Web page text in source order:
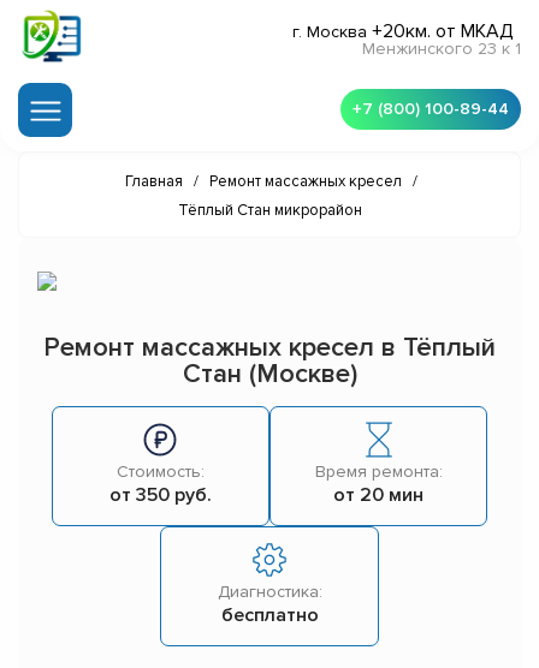
г. Москва +20км. от МКАД
Менжинского 23 к 1
+7 (800) 100-89-44
Главная / Ремонт массажных кресел
/
Тёплый Стан микрорайон
Ремонт массажных кресел в Тёплый
Стан (Москве)
Стоимость:
от 350 руб.
Время ремонта:
от 20 мин
Диагностика:
бесплатно